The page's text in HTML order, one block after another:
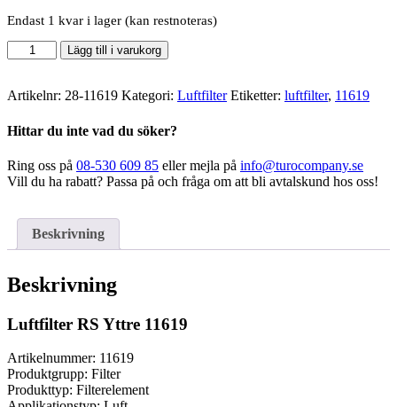
Endast 1 kvar i lager (kan restnoteras)
Luftfilter
RS
mängd
Lägg till i varukorg
Artikelnr: 28-11619 Kategori: Luftfilter Etiketter: luftfilter, 11619
Hittar du inte vad du söker?
Ring oss på 08-530 609 85 eller mejla på info@turocompany.se
Vill du ha rabatt? Passa på och fråga om att bli avtalskund hos oss!
Beskrivning
Beskrivning
Luftfilter RS Yttre 11619
Artikelnummer: 11619
Produktgrupp: Filter
Produkttyp: Filterelement